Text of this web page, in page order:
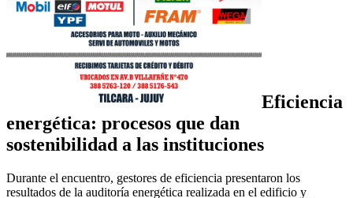
Eficiencia
energética: procesos que dan
sostenibilidad a las instituciones
Durante el encuentro, gestores de eficiencia presentaron los
resultados de la auditoría energética realizada en el edificio y